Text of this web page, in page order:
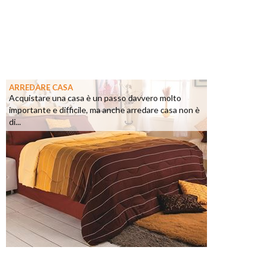
ARREDARE CASA
Acquistare una casa è un passo davvero molto
importante e difficile, ma anche arredare casa non è
di...